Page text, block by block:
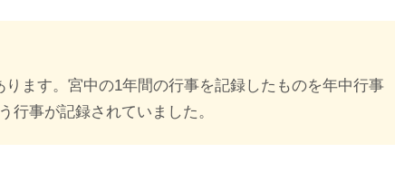
ます。宮中の1年間の行事を記録したものを年中行事
行事が記録されていました。